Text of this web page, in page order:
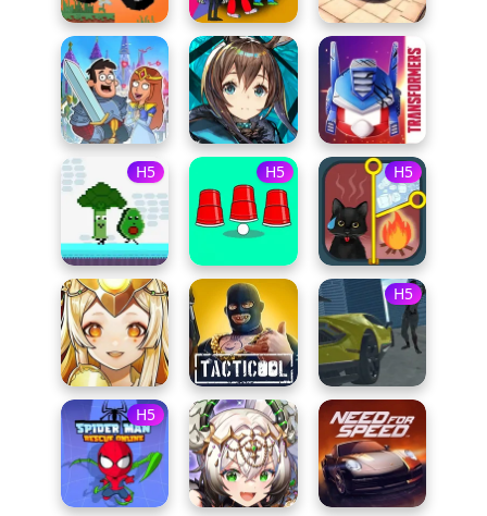
H5 H5 H5
H5
H5